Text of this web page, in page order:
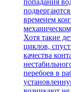
временем
Хотя такие
циклов,
качества
перебоев в